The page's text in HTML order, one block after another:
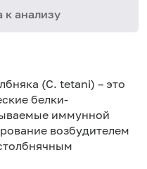
к анализу
(C. tetani) – это
белки-
иммунной
возбудителем